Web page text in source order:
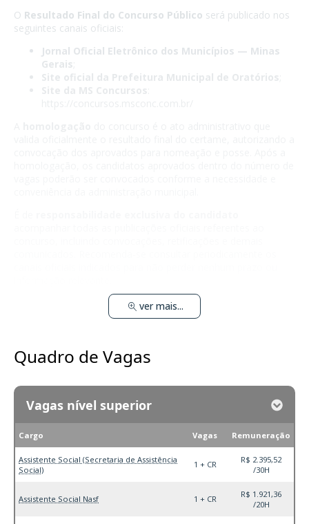
O Resultado Final do Concurso Público será publicado nos
seguintes canais oficiais:
Jornal Oficial Eletrônico dos Municípios — Minas
Gerais
Site oficial da Prefeitura Municipal de Oratórios
ver mais...
Quadro de Vagas
Vagas nível superior
Cargo Vagas Remuneração
Assistente Social (Secretaria de Assistência
Social)
1 + CR
R$ 2.395,52
/30H
Assistente Social Nasf 1 + CR
R$ 1.921,36
/20H